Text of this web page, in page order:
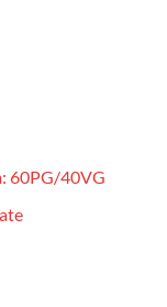
60PG/40VG